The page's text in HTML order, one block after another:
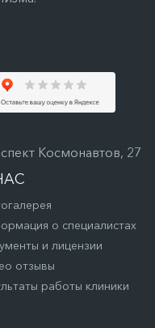
о специалистах
и лицензии
отзывы
работы клиники
Космонавтов, 27